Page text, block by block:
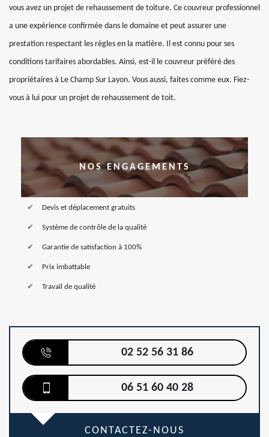
vous avez un projet de rehaussement de toiture. Ce couvreur professionnel
a une expérience confirmée dans le domaine et peut assurer une
prestation respectant les règles en la matière. Il est connu pour ses
conditions tarifaires abordables. Ainsi, est-il le couvreur préféré des
propriétaires à Le Champ Sur Layon. Vous aussi, faites comme eux. Fiez-
vous à lui pour un projet de rehaussement de toit.
NOS ENGAGEMENTS
Devis et déplacement gratuits
Système de contrôle de la qualité
Garantie de satisfaction à 100%
Prix imbattable
Travail de qualité
02 52 56 31 86
06 51 60 40 28
CONTACTEZ-NOUS